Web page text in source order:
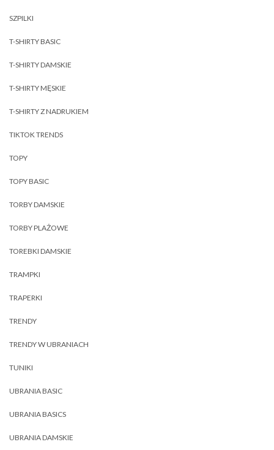
SZPILKI
T-SHIRTY BASIC
T-SHIRTY DAMSKIE
T-SHIRTY MĘSKIE
T-SHIRTY Z NADRUKIEM
TIKTOK TRENDS
TOPY
TOPY BASIC
TORBY DAMSKIE
TORBY PLAŻOWE
TOREBKI DAMSKIE
TRAMPKI
TRAPERKI
TRENDY
TRENDY W UBRANIACH
TUNIKI
UBRANIA BASIC
UBRANIA BASICS
UBRANIA DAMSKIE